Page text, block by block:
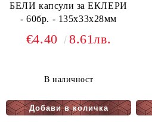
БЕЛИ капсули за ЕКЛЕРИ
- 60бр. - 135х33х28мм
€4.40 8.61лв.
В наличност